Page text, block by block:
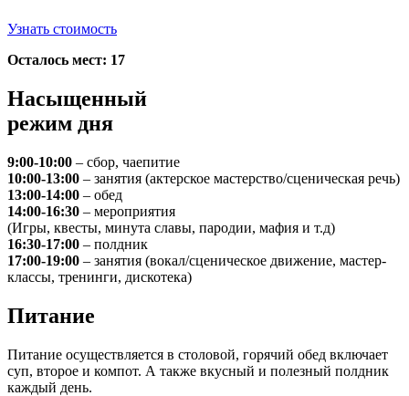
Узнать стоимость
Осталось мест: 17
Насыщенный
режим дня
9:00-10:00 – сбор, чаепитие
10:00-13:00 – занятия (актерское мастерство/сценическая речь)
13:00-14:00 – обед
14:00-16:30 – мероприятия
(Игры, квесты, минута славы, пародии, мафия и т.д)
16:30-17:00 – полдник
17:00-19:00 – занятия (вокал/сценическое движение, мастер-
классы, тренинги, дискотека)
Питание
Питание осуществляется в столовой, горячий обед включает
суп, второе и компот. А также вкусный и полезный полдник
каждый день.